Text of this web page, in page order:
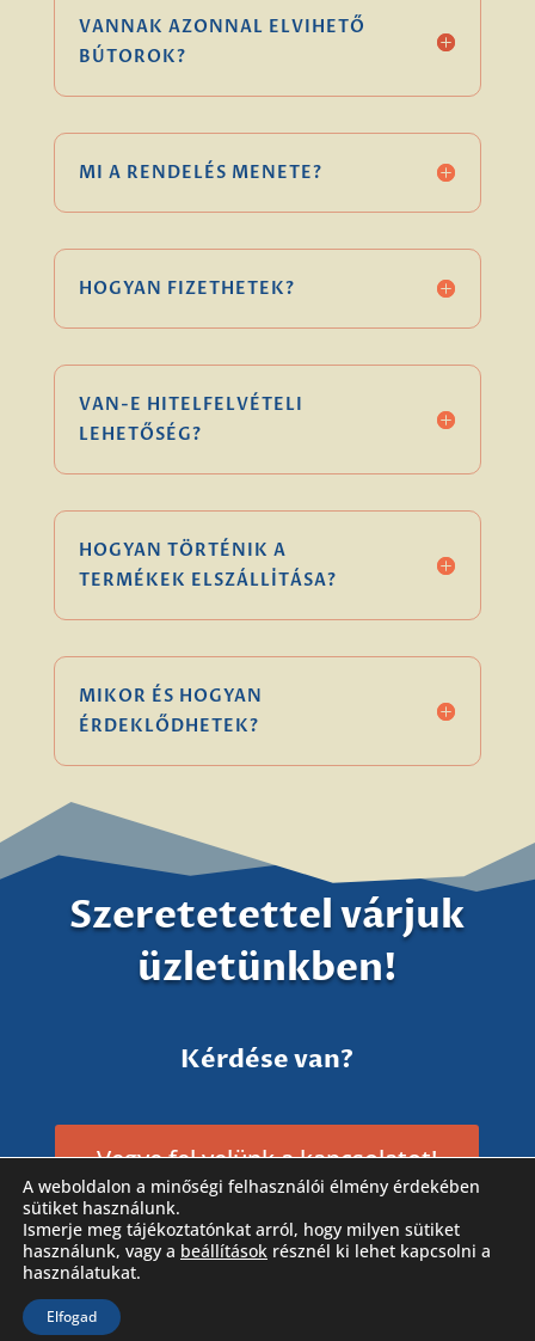
VANNAK AZONNAL ELVIHETŐ
BÚTOROK?
MI A RENDELÉS MENETE?
HOGYAN FIZETHETEK?
VAN-E HITELFELVÉTELI
LEHETŐSÉG?
HOGYAN TÖRTÉNIK A
TERMÉKEK ELSZÁLLÍTÁSA?
MIKOR ÉS HOGYAN
ÉRDEKLŐDHETEK?
Szeretetettel várjuk
üzletünkben!
Kérdése van?
Vegye fel velünk a kapcsolatot!
Látogassa meg Facebook oldalunkat is!
A weboldalon a minőségi felhasználói élmény érdekében
sütiket használunk.
Ismerje meg tájékoztatónkat arról, hogy milyen sütiket
használunk, vagy a beállítások résznél ki lehet kapcsolni a
használatukat.
Elfogad